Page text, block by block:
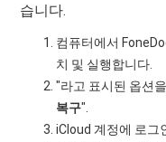
습니다.
컴퓨터에서
치 및 실행합니다.
"라고 표시된 옵션
복구".
iCloud 계정에 로그